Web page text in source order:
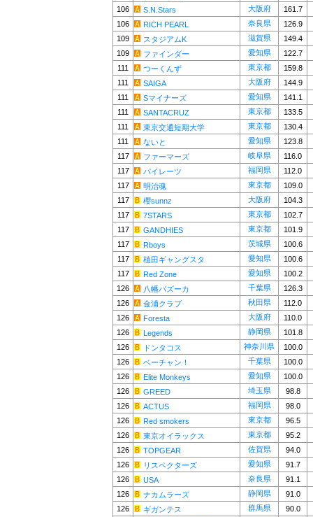
106
S.N.Stars 大阪府
161.7
106
RICH PEARL 奈良県
126.9
109
スタジアムK 滋賀県
149.4
109
ファインダー 愛知県
122.7
111
つーくんず 東京都
159.8
111
SAIGA 大阪府
144.9
111
Sマイナーズ 愛知県
141.1
111
SANTACRUZ 東京都
133.5
111
東京交通短期大学 東京都
130.4
111
ないと 愛知県
123.8
117
ファーマーズ 岐阜県
116.0
117
パイレーツ 福岡県
112.0
117
明治魂 東京都
109.0
117
櫻sunnz 大阪府
104.3
117
7STARS 東京都
102.7
117
GANDHIES 東京都
101.9
117
Rboys 茨城県
100.6
117
植田ギャングスタ 愛知県
100.6
117
Red Zone 愛知県
100.2
126
八幡バズーカ 千葉県
126.3
126
金浦クラブ 秋田県
112.0
126
Foresta 大阪府
110.0
126
Legends 静岡県
101.8
126
ドンタコス 神奈川県
100.0
126
ベーチャン！ 千葉県
100.0
126
Elite Monkeys 愛知県
100.0
126
GREED 埼玉県
98.8
126
ACTUS 福岡県
98.0
126
Red smokers 東京都
96.5
126
東京オイラックス 東京都
95.2
126
TOPGEAR 佐賀県
94.0
126
リスペクターズ 愛知県
91.7
126
USA 奈良県
91.1
126
ナカムラーズ 静岡県
91.0
126
ギガンテス 群馬県
90.0